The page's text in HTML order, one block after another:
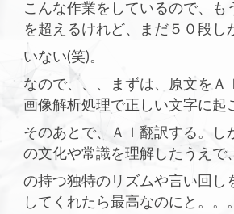
こんな作業をしているので、も
を超えるけれど、まだ５０段し
いない(笑)。
なので、、、まずは、原文をＡ
画像解析処理で正しい文字に起
そのあとで、ＡＩ翻訳する。し
の文化や常識を理解したうえで
の持つ独特のリズムや言い回し
してくれたら最高なのにと。。。